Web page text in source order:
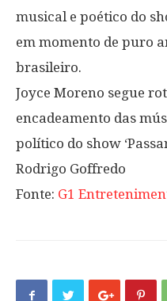
musical e poético do
em momento de puro
brasileiro.
Joyce Moreno segue
encadeamento das
político do show
Rodrigo Goffredo
Fonte: G1